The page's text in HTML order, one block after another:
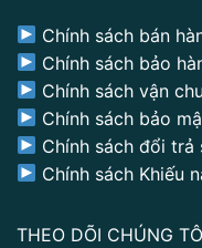
Chính sách bán
Chính sách bảo
Chính sách vận
Chính sách bảo
Chính sách đổi trả
Chính sách Khiếu
THEO DÕI CHÚNG